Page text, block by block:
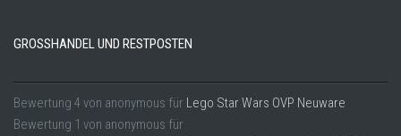
GROSSHANDEL UND RESTPOSTEN
Bewertung 4 von anonymous für Lego Star Wars OVP Neuware
Bewertung 1 von anonymous für